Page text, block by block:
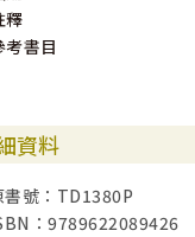
釋
考書目
資料
書號：TD1380P
：9789622089426